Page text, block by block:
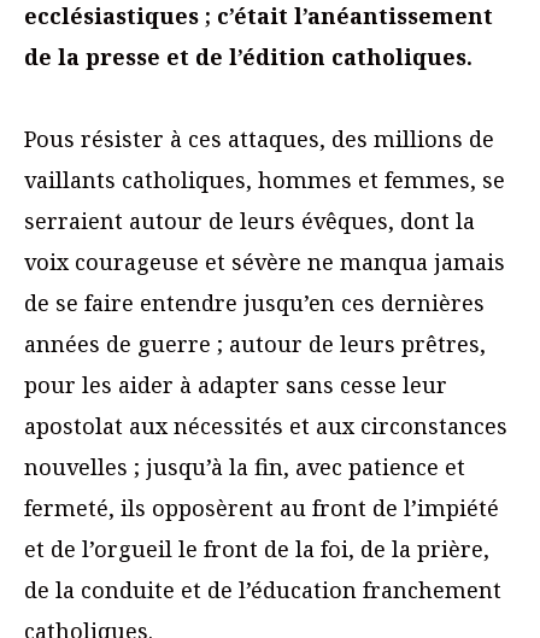
ecclésiastiques ; c’était l’anéantissement
de la presse et de l’édition catholiques.
Pous résister à ces attaques, des millions de
vaillants catholiques, hommes et femmes, se
serraient autour de leurs évêques, dont la
voix courageuse et sévère ne manqua jamais
de se faire entendre jusqu’en ces dernières
années de guerre ; autour de leurs prêtres,
pour les aider à adapter sans cesse leur
apostolat aux nécessités et aux circonstances
nouvelles ; jusqu’à la fin, avec patience et
fermeté, ils opposèrent au front de l’impiété
et de l’orgueil le front de la foi, de la prière,
de la conduite et de l’éducation franchement
catholiques.